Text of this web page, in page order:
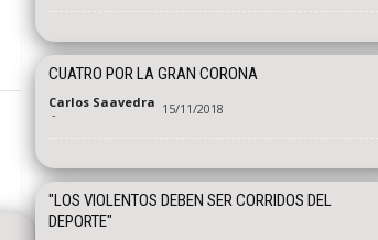
CUATRO POR LA GRAN CORONA
Carlos Saavedra
- 15/11/2018
"LOS VIOLENTOS DEBEN SER CORRIDOS DEL
DEPORTE"